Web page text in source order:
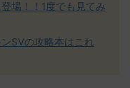
場！！1度でも見てみ
SVの攻略本はこれ